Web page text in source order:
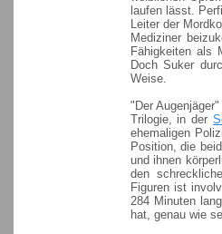
laufen lässt.
Leiter der
Mediziner
Fähigkeiten als
Doch Suker
Weise.
"Der
Trilogie, in der
ehemaligen
Position, die
und ihnen
den
Figuren ist
284 Minuten
hat, genau wie